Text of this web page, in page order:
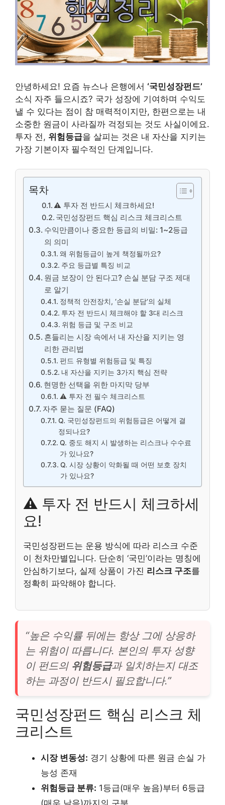
안녕하세요! 요즘 뉴스나 은행에서 ‘국민성장펀드’
소식 자주 들으시죠? 국가 성장에 기여하며 수익도
낼 수 있다는 점이 참 매력적이지만, 한편으로는 내
소중한 원금이 사라질까 걱정되는 것도 사실이에요.
투자 전, 위험등급을 살피는 것은 내 자산을 지키는
가장 기본이자 필수적인 단계입니다.
목차
⚠️ 투자 전 반드시 체크하세요!
국민성장펀드 핵심 리스크 체크리스트
수익만큼이나 중요한 등급의 비밀: 1~2등급
의 의미
왜 위험등급이 높게 책정될까요?
주요 등급별 특징 비교
원금 보장이 안 된다고? 손실 분담 구조 제대
로 알기
정책적 안전장치, ‘손실 분담’의 실체
투자 전 반드시 체크해야 할 3대 리스크
위험 등급 및 구조 비교
흔들리는 시장 속에서 내 자산을 지키는 영
리한 관리법
펀드 유형별 위험등급 및 특징
내 자산을 지키는 3가지 핵심 전략
현명한 선택을 위한 마지막 당부
⚠️ 투자 전 필수 체크리스트
자주 묻는 질문 (FAQ)
Q. 국민성장펀드의 위험등급은 어떻게 결
정되나요?
Q. 중도 해지 시 발생하는 리스크나 수수료
가 있나요?
Q. 시장 상황이 악화될 때 어떤 보호 장치
가 있나요?
⚠️ 투자 전 반드시 체크하세
요!
국민성장펀드는 운용 방식에 따라 리스크 수준
이 천차만별입니다. 단순히 ‘국민’이라는 명칭에
안심하기보다, 실제 상품이 가진 리스크 구조를
정확히 파악해야 합니다.
“높은 수익률 뒤에는 항상 그에 상응하
는 위험이 따릅니다. 본인의 투자 성향
이 펀드의 위험등급과 일치하는지 대조
하는 과정이 반드시 필요합니다.”
국민성장펀드 핵심 리스크 체
크리스트
시장 변동성: 경기 상황에 따른 원금 손실 가
능성 존재
위험등급 분류: 1등급(매우 높음)부터 6등급
(매우 낮음)까지의 구분